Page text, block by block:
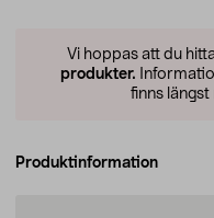
Vi hoppas att du
produkter.
finns längst
Produktinformation